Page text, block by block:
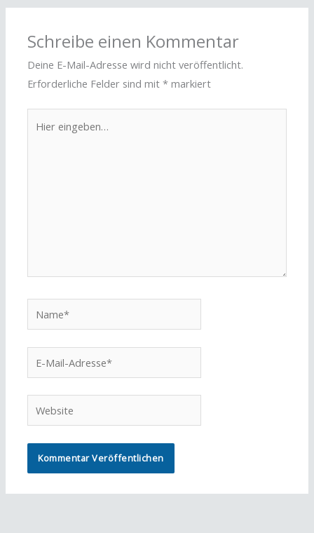
Schreibe einen Kommentar
Deine E-Mail-Adresse wird nicht veröffentlicht.
Erforderliche Felder sind mit* markiert
eingeben…
Mail-
Adresse*
Website